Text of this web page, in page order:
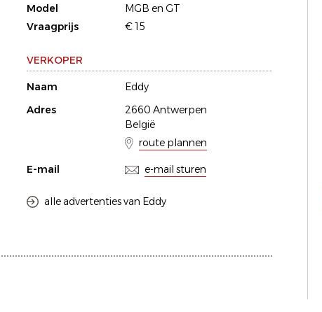
Model
MGB en GT
Vraagprijs
€ 15
VERKOPER
Naam
Eddy
Adres
2660 Antwerpen
België
route plannen
E-mail e-mail sturen
alle advertenties van Eddy